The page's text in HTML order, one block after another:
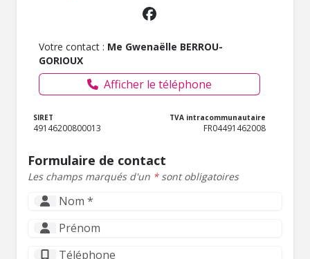
Votre contact : Me Gwenaëlle BERROU-
GORIOUX
Afficher le téléphone
SIRET
49146200800013
TVA intracommunautaire
FR04491462008
Formulaire de contact
Les champs marqués d'un *sont obligatoires